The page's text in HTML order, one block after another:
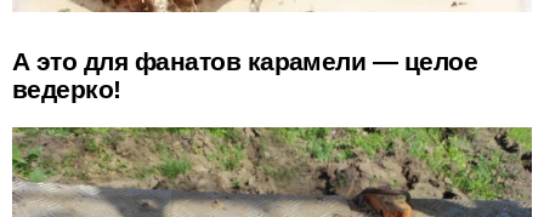
А это для фанатов карамели — целое
ведерко!